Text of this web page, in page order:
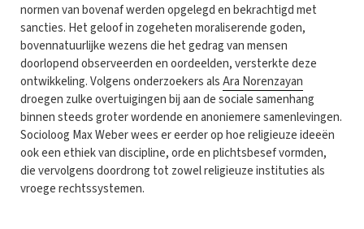
normen van bovenaf werden opgelegd en bekrachtigd met
sancties. Het geloof in zogeheten moraliserende goden,
bovennatuurlijke wezens die het gedrag van mensen
doorlopend observeerden en oordeelden, versterkte deze
ontwikkeling. Volgens onderzoekers alsAra Norenzayan
droegen zulke overtuigingen bij aan de sociale samenhang
binnen steeds groter wordende en anoniemere samenlevingen.
Socioloog Max Weber wees er eerder op hoe religieuze ideeën
ook een ethiek van discipline, orde en plichtsbesef vormden,
die vervolgens doordrong tot zowel religieuze instituties als
vroege rechtssystemen.